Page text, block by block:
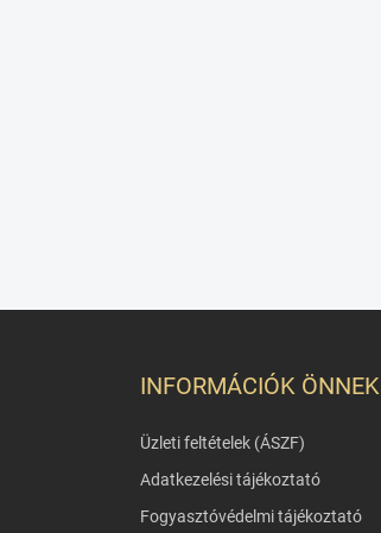
INFORMÁCIÓK ÖNNEK
Üzleti feltételek (ÁSZF)
Adatkezelési tájékoztató
Fogyasztóvédelmi tájékoztató